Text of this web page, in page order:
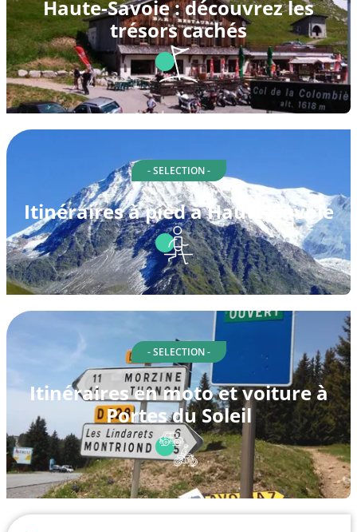
Haute-Savoie : découvrez les
trésors cachés
- SELECTION -
Itinéraires à pied à Haute-Savoie
- SELECTION -
Itinéraires en moto et voiture à
Portes du Soleil